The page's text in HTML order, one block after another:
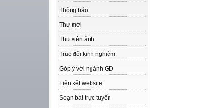
Thông báo
Thư mời
Thư viện ảnh
Trao đổi kinh nghiệm
Góp ý với ngành GD
Liên kết website
Soạn bài trực tuyến